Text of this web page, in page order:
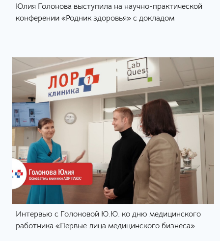
Юлия Голонова выступила на научно-практической
конферении «Родник здоровья» с докладом
Интервью с Голоновой Ю.Ю. ко дню медицинского
работника «Первые лица медицинского бизнеса»